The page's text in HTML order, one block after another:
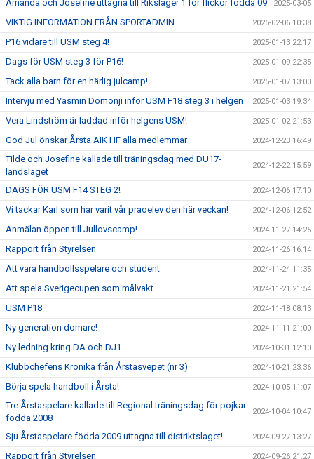
Amanda och Josefine uttagna till Riksläger 1 för flickor födda 09 2025-03-05
VIKTIG INFORMATION FRÅN SPORTADMIN 2025-02-06 10:38
P16 vidare till USM steg 4! 2025-01-13 22:17
Dags för USM steg 3 för P16! 2025-01-09 22:35
Tack alla barn för en härlig julcamp! 2025-01-07 13:03
Intervju med Yasmin Domonji inför USM F18 steg 3 i helgen 2025-01-03 19:34
Vera Lindström är laddad inför helgens USM! 2025-01-02 21:53
God Jul önskar Årsta AIK HF alla medlemmar 2024-12-23 16:49
Tilde och Josefine kallade till träningsdag med DU17-
landslaget
2024-12-22 15:59
DAGS FÖR USM F14 STEG 2! 2024-12-06 17:10
Vi tackar Karl som har varit vår praoelev den här veckan! 2024-12-06 12:52
Anmälan öppen till Jullovscamp! 2024-11-27 14:25
Rapport från Styrelsen 2024-11-26 16:14
Att vara handbollsspelare och student 2024-11-24 11:35
Att spela Sverigecupen som målvakt 2024-11-21 21:54
USM P18 2024-11-18 08:13
Ny generation domare! 2024-11-11 21:00
Ny ledning kring DA och DJ1 2024-10-31 12:10
Klubbchefens Krönika från Årstasvepet (nr 3) 2024-10-21 23:36
Börja spela handboll i Årsta! 2024-10-05 11:07
Tre Årstaspelare kallade till Regional träningsdag för pojkar
födda 2008
2024-10-04 10:47
Sju Årstaspelare födda 2009 uttagna till distriktslaget! 2024-09-27 13:27
Rapport från Styrelsen 2024-09-26 21:27